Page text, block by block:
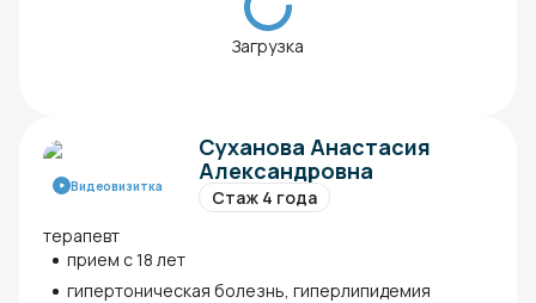
Загрузка
Видеовизитка
Суханова Анастасия
Александровна
Стаж 4 года
терапевт
прием с 18 лет
гипертоническая болезнь, гиперлипидемия